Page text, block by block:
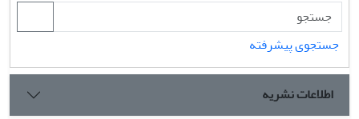
جستجوی پیشرفته
اطلاعات نشریه